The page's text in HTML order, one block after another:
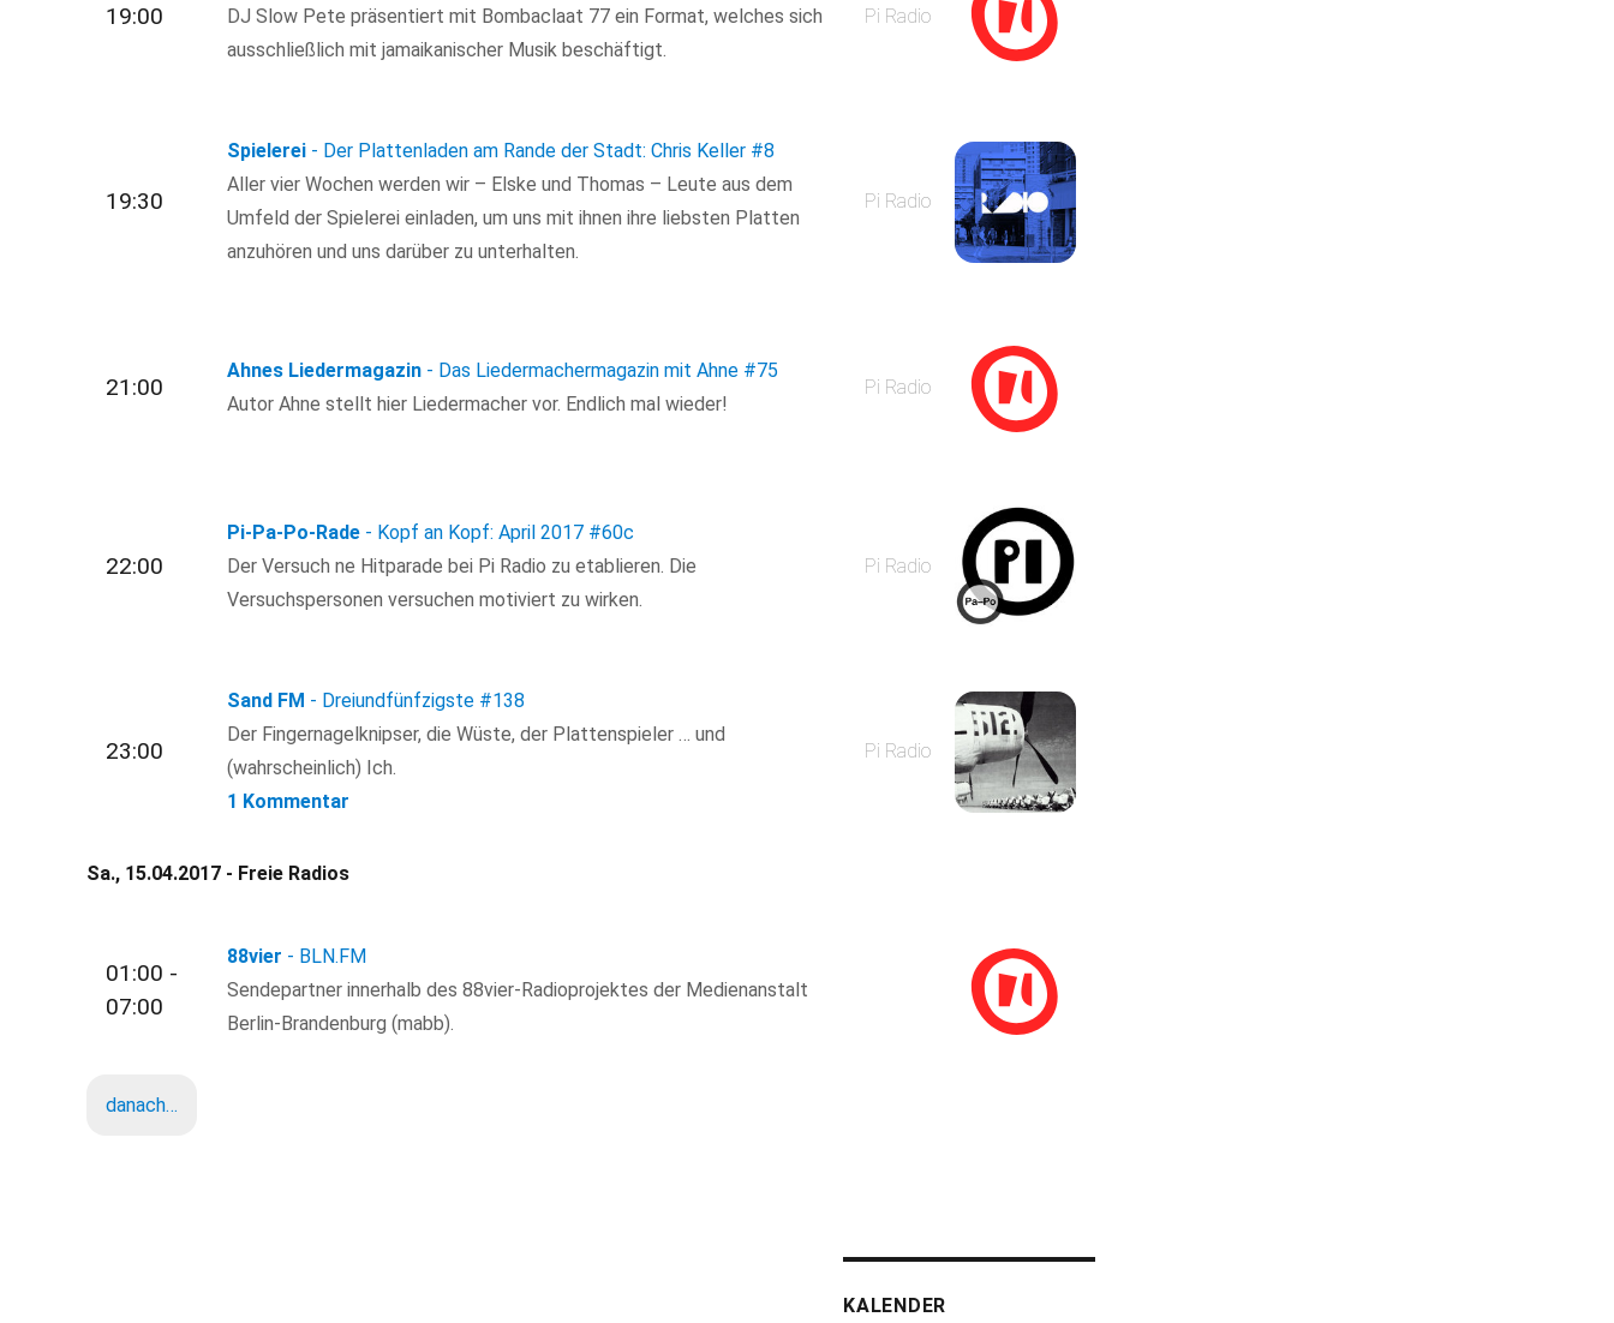
19:00
DJ Slow Pete präsentiert mit Bombaclaat 77 ein Format, welches sich
ausschließlich mit jamaikanischer Musik beschäftigt.
Pi Radio
19:30
Spielerei - Der Plattenladen am Rande der Stadt: Chris Keller #8
Aller vier Wochen werden wir – Elske und Thomas – Leute aus dem
Umfeld der Spielerei einladen, um uns mit ihnen ihre liebsten Platten
anzuhören und uns darüber zu unterhalten.
Pi Radio
21:00
Ahnes Liedermagazin - Das Liedermachermagazin mit Ahne #75
Autor Ahne stellt hier Liedermacher vor. Endlich mal wieder!
Pi Radio
22:00
Pi-Pa-Po-Rade - Kopf an Kopf: April 2017 #60c
Der Versuch ne Hitparade bei Pi Radio zu etablieren. Die
Versuchspersonen versuchen motiviert zu wirken.
Pi Radio
23:00
Sand FM - Dreiundfünfzigste #138
Der Fingernagelknipser, die Wüste, der Plattenspieler … und
(wahrscheinlich) Ich.
1 Kommentar
Pi Radio
Sa., 15.04.2017 - Freie Radios
01:00 -
07:00
88vier - BLN.FM
Sendepartner innerhalb des 88vier-Radioprojektes der Medienanstalt
Berlin-Brandenburg (mabb).
danach…
KALENDER